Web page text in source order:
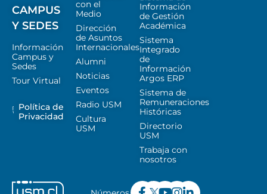
CAMPUS
Y SEDES
Información
Campus y
Sedes
Tour Virtual
Política de
Privacidad
con el
Medio
Dirección
de Asuntos
Internacionales
Alumni
Noticias
Eventos
Radio USM
Cultura
USM
Información
de Gestión
Académica
Sistema
Integrado
de
Información
Argos ERP
Sistema de
Remuneraciones
Históricas
Directorio
USM
Trabaja con
nosotros